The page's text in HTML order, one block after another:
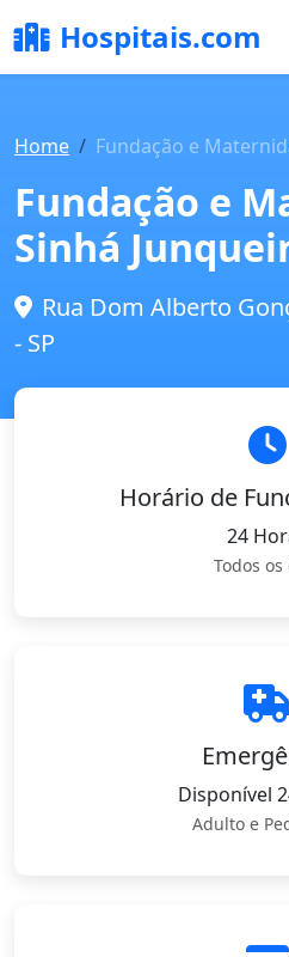
Hospitais.com
Home Fundação e
Fundação e
Sinhá
Rua Dom Alberto
- SP
Horário de
24
Todos os
Disponível
Adulto e